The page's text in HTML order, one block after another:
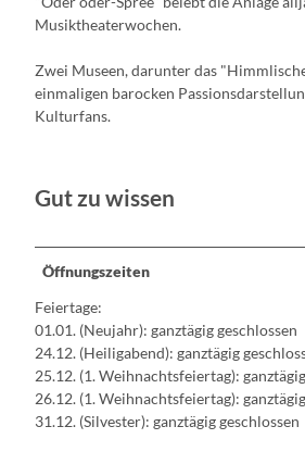
Musiktheaterwochen.
Zwei Museen, darunter das
einmaligen barocken
Kulturfans.
Gut zu wissen
Öffnungszeiten
Feiertage:
01.01. (Neujahr): ganztägig geschlossen
24.12. (Heiligabend): ganztägig
25.12. (1. Weihnachtsfeiertag):
26.12. (1. Weihnachtsfeiertag):
31.12. (Silvester): ganztägig geschlossen